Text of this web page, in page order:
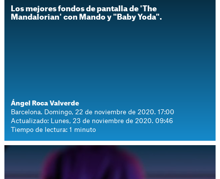
Los mejores fondos de pantalla de 'The
Mandalorian' con Mando y "Baby Yoda".
Ángel Roca Valverde
Barcelona. Domingo, 22 de noviembre de 2020. 17:00
Actualizado: Lunes, 23 de noviembre de 2020. 09:46
Tiempo de lectura: 1 minuto